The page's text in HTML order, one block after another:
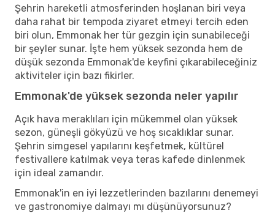
Şehrin hareketli atmosferinden hoşlanan biri veya
daha rahat bir tempoda ziyaret etmeyi tercih eden
biri olun, Emmonak her tür gezgin için sunabileceği
bir şeyler sunar. İşte hem yüksek sezonda hem de
düşük sezonda Emmonak'de keyfini çıkarabileceğiniz
aktiviteler için bazı fikirler.
Emmonak'de yüksek sezonda neler yapılır
Açık hava meraklıları için mükemmel olan yüksek
sezon, güneşli gökyüzü ve hoş sıcaklıklar sunar.
Şehrin simgesel yapılarını keşfetmek, kültürel
festivallere katılmak veya teras kafede dinlenmek
için ideal zamandır.
Emmonak'in en iyi lezzetlerinden bazılarını denemeyi
ve gastronomiye dalmayı mı düşünüyorsunuz?